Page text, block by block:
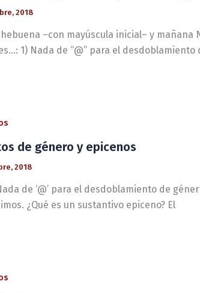
2018
–con mayúscula inicial– y
1) Nada de “@” para el
de género y epicenos
2018
de ‘@’ para el desdoblamiento de
¿Qué es un sustantivo epiceno? El